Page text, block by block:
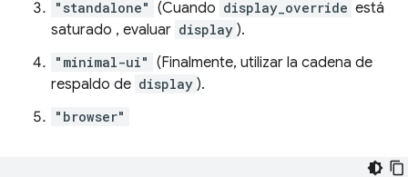
"standalone" (Cuando display_override está
saturado , evaluar display ).
"minimal-ui" (Finalmente, utilizar la cadena de
respaldo de display ).
"browser"